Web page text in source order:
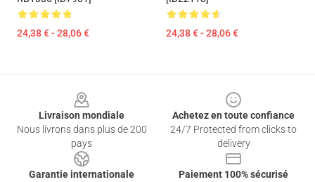
24,38 € - 28,06 € 24,38 € - 28,06 €
Livraison mondiale
Nous livrons dans plus de 200
pays
Achetez en toute confiance
24/7 Protected from clicks to
delivery
Garantie internationale
Paiement 100% sécurisé